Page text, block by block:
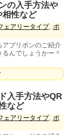
の入手方法や
相性など
ェアリータイプ, ポ
ブリボンのご紹介
んでしょうかー＾
入手方法やQR
など
ェアリータイプ, ポ